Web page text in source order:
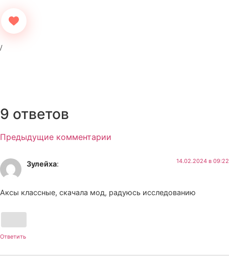
9 ответов
Предыдущие комментарии
Зулейха: 14.02.2024 в 09:22
Аксы классные, скачала мод, радуюсь исследованию
Ответить